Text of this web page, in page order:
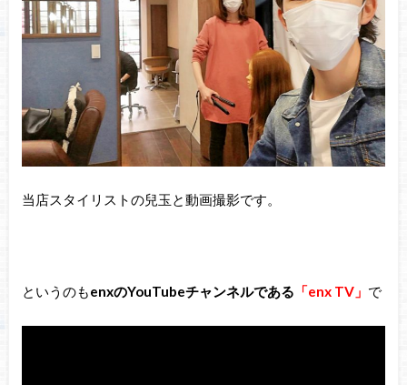
当店スタイリストの兒玉と動画撮影です。
というのもenxのYouTubeチャンネルである 「enx TV」 で